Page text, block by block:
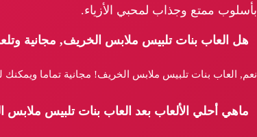
بأسلوب ممتع وجذاب لمحبي الأزياء.
هل العاب بنات تلبيس ملابس الخريف, مجانية
نعم, العاب بنات تلبيس ملابس الخريف! مجانية تماما
ماهي أحلي الألعاب بعد العاب بنات تلبيس ملابس